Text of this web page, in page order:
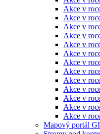
Akce v
Akce v
Akce v
Akce v
Akce v
Akce v
Akce v
Akce v
Akce v
Akce v
Akce v
Akce v
Akce v
Mapový portál